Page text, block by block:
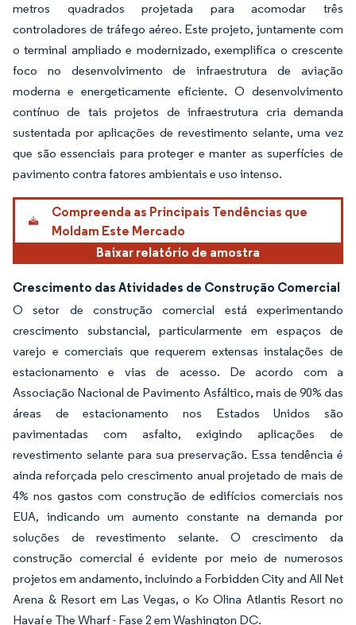
metros quadrados projetada para acomodar três
controladores de tráfego aéreo. Este projeto, juntamente com
o terminal ampliado e modernizado, exemplifica o crescente
foco no desenvolvimento de infraestrutura de aviação
moderna e energeticamente eficiente. O desenvolvimento
contínuo de tais projetos de infraestrutura cria demanda
sustentada por aplicações de revestimento selante, uma vez
que são essenciais para proteger e manter as superfícies de
pavimento contra fatores ambientais e uso intenso.
Compreenda as Principais Tendências que
Moldam Este Mercado
Baixar relatório de amostra
Crescimento das Atividades de Construção Comercial
O setor de construção comercial está experimentando
crescimento substancial, particularmente em espaços de
varejo e comerciais que requerem extensas instalações de
estacionamento e vias de acesso. De acordo com a
Associação Nacional de Pavimento Asfáltico, mais de 90% das
áreas de estacionamento nos Estados Unidos são
pavimentadas com asfalto, exigindo aplicações de
revestimento selante para sua preservação. Essa tendência é
ainda reforçada pelo crescimento anual projetado de mais de
4% nos gastos com construção de edifícios comerciais nos
EUA, indicando um aumento constante na demanda por
soluções de revestimento selante. O crescimento da
construção comercial é evidente por meio de numerosos
projetos em andamento, incluindo a Forbidden City and All Net
Arena & Resort em Las Vegas, o Ko Olina Atlantis Resort no
Havaí e The Wharf - Fase 2 em Washington DC.